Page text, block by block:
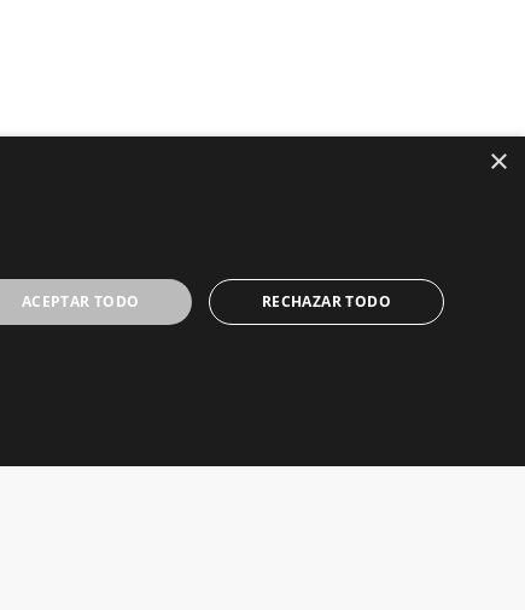
×
ACEPTAR TODO RECHAZAR TODO